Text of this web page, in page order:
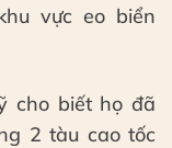
vực eo biển
cho biết họ đã
2 tàu cao tốc